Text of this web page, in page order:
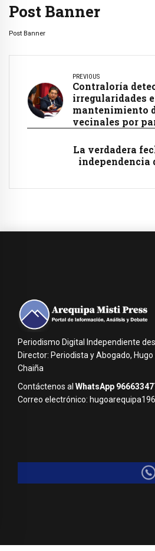
Post Banner
Post Banner
PREVIOUS
Contraloría
irregularidades
mantenimiento
vecinales por
La verdadera
independencia
Periodismo Digital Independiente
Director: Periodista y Abogado,
Chaiña
Contáctenos al WhatsApp
Correo electrónico: